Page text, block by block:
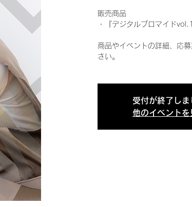
販売商品
・『デジタルブロマイド
商品やイベントの詳細、応
さい。
受付が終了しま
他のイベントを